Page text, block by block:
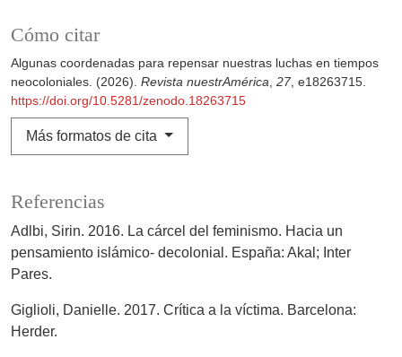
Cómo citar
Algunas coordenadas para repensar nuestras luchas en tiempos
neocoloniales. (2026). Revista nuestrAmérica 27, e18263715.
https://doi.org/10.5281/zenodo.18263715
Más formatos de cita
Referencias
Adlbi, Sirin. 2016. La cárcel del feminismo. Hacia un
pensamiento islámico- decolonial. España: Akal; Inter
Pares.
Giglioli, Danielle. 2017. Crítica a la víctima. Barcelona:
Herder.